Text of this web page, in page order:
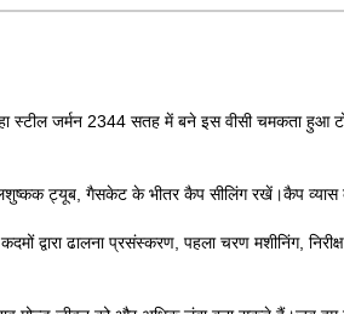
स्टील जर्मन 2344 सतह में बने इस वीसी चमकता हुआ
ट्यूब , गैसकेट के भीतर कैप सीलिंग रखें।कैप व्यास
द्वारा ढालना प्रसंस्करण, पहला चरण मशीनिंग,